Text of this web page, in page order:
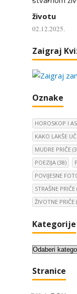
životu
02.12.2025.
Zaigraj
Oznake
HOROSKOP I
KAKO LAKŠE
MUDRE PRIČE
POEZIJA (38)
POVIJESNE
STRAŠNE PRIČE
ŽIVOTNE PRIČE
Kategorije
K
t
Stranice